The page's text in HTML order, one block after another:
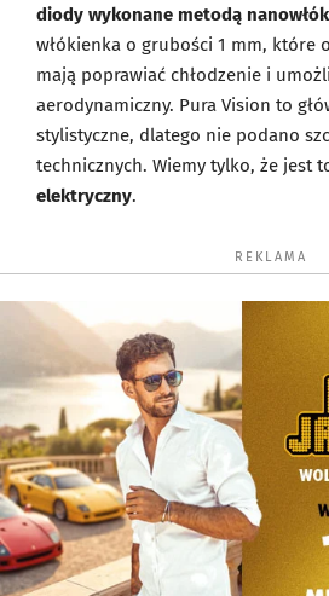
diody wykonane metodą
włókienka o grubości 1 mm, które
mają poprawiać chłodzenie i
aerodynamiczny. Pura Vision to
stylistyczne, dlatego nie podano
technicznych. Wiemy tylko, że jest
elektryczny.
REKLAMA